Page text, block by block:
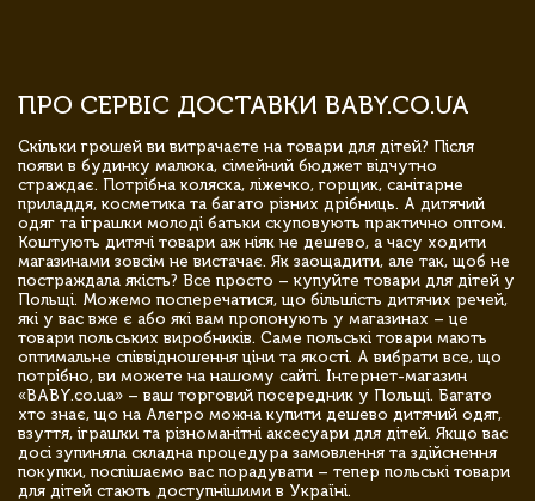
ПРО СЕРВІС ДОСТАВКИ BABY.CO.UA
Скільки грошей ви витрачаєте на товари для дітей? Після
появи в будинку малюка, сімейний бюджет відчутно
страждає. Потрібна коляска, ліжечко, горщик, санітарне
приладдя, косметика та багато різних дрібниць. А дитячий
одяг та іграшки молоді батьки скуповують практично оптом.
Коштують дитячі товари аж ніяк не дешево, а часу ходити
магазинами зовсім не вистачає. Як заощадити, але так, щоб не
постраждала якість? Все просто – купуйте товари для дітей у
Польщі. Можемо посперечатися, що більшість дитячих речей,
які у вас вже є або які вам пропонують у магазинах – це
товари польських виробників. Саме польські товари мають
оптимальне співвідношення ціни та якості. А вибрати все, що
потрібно, ви можете на нашому сайті. Інтернет-магазин
«BABY.co.ua» – ваш торговий посередник у Польщі. Багато
хто знає, що на Алегро можна купити дешево дитячий одяг,
взуття, іграшки та різноманітні аксесуари для дітей. Якщо вас
досі зупиняла складна процедура замовлення та здійснення
покупки, поспішаємо вас порадувати – тепер польські товари
для дітей стають доступнішими в Україні.